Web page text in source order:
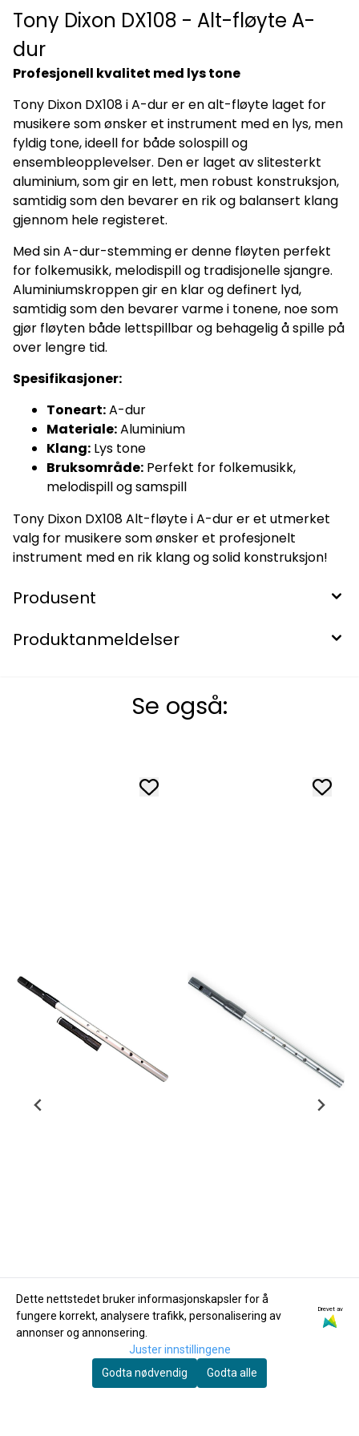
Tony Dixon DX108 - Alt-fløyte A-
dur
Profesjonell kvalitet med lys tone
Tony Dixon DX108 i A-dur er en alt-fløyte laget for
musikere som ønsker et instrument med en lys, men
fyldig tone, ideell for både solospill og
ensembleopplevelser. Den er laget av slitesterkt
aluminium, som gir en lett, men robust konstruksjon,
samtidig som den bevarer en rik og balansert klang
gjennom hele registeret.
Med sin A-dur-stemming er denne fløyten perfekt
for folkemusikk, melodispill og tradisjonelle sjangre.
Aluminiumskroppen gir en klar og definert lyd,
samtidig som den bevarer varme i tonene, noe som
gjør fløyten både lettspillbar og behagelig å spille på
over lengre tid.
Spesifikasjoner:
Toneart:A-dur
Materiale:Aluminium
Klang: Lys tone
Bruksområde: Perfekt for folkemusikk,
melodispill og samspill
Tony Dixon DX108 Alt-fløyte i A-dur er et utmerket
valg for musikere som ønsker et profesjonelt
instrument med en rik klang og solid konstruksjon!
Produsent
Produktanmeldelser
Se også:
Tony Dixon
Dixon DX103D
Stembar Duo Tenor
Fløyte/Blikkfløyte i D,
blikkfløyte G-dur
1.079,-
Dette nettstedet bruker informasjonskapsler for å
fungere korrekt, analysere trafikk, personalisering av
annonser og annonsering.
Drevet av
Juster innstillingene
Godta nødvendig
Godta alle